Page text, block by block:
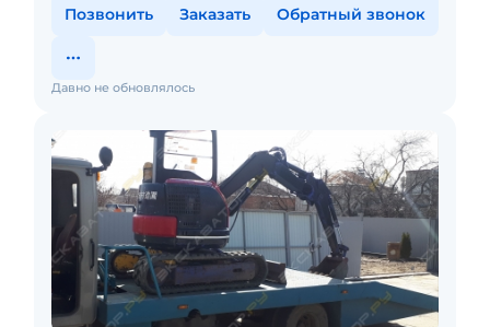
Позвонить Заказать Обратный звонок
Давно не обновлялось